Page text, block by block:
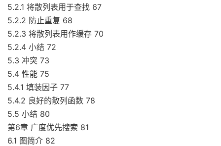
5.2.1 将散列表用于查找 67
5.2.2 防止重复 68
5.2.3 将散列表用作缓存 70
5.2.4 小结 72
5.3 冲突 73
5.4 性能 75
5.4.1 填装因子 77
5.4.2 良好的散列函数 78
5.5 小结 80
第6章 广度优先搜索 81
6.1 图简介 82